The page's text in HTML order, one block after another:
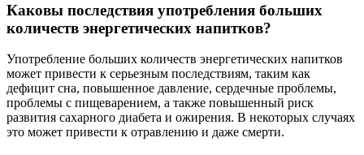
Каковы последствия употребления больших
количеств энергетических напитков?
Употребление больших количеств энергетических напитков
может привести к серьезным последствиям, таким как
дефицит сна, повышенное давление, сердечные проблемы,
проблемы с пищеварением, а также повышенный риск
развития сахарного диабета и ожирения. В некоторых случаях
это может привести к отравлению и даже смерти.